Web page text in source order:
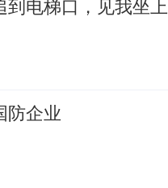
电梯口，见我坐上
防企业